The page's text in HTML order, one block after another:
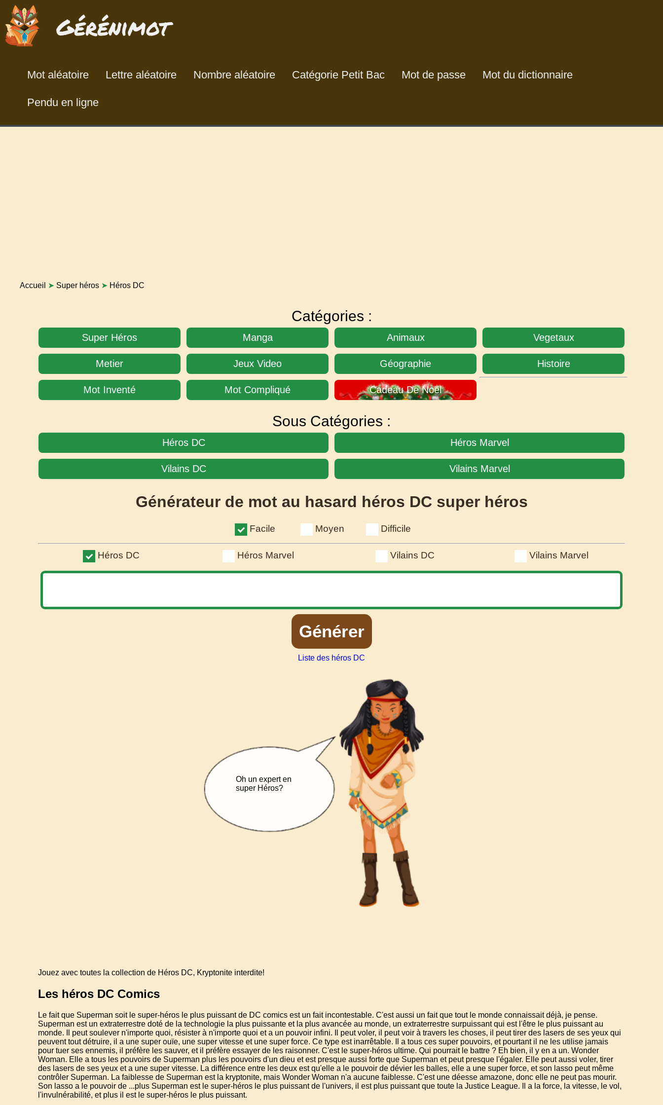
Gérénimot
Mot aléatoire Lettre aléatoire Nombre aléatoire Catégorie Petit Bac Mot de passe Mot du dictionnaire
Pendu en ligne
Accueil ➤ Super héros ➤ Héros DC
Catégories :
Super Héros Manga Animaux Vegetaux
Metier Jeux Video Géographie Histoire
Mot Inventé Mot Compliqué Cadeau De Noël
Sous Catégories :
Héros DC Héros Marvel
Vilains DC Vilains Marvel
Générateur de mot au hasard héros DC super héros
Facile Moyen Difficile
Héros DC Héros Marvel Vilains DC Vilains Marvel
Générer
Liste des héros DC
Oh un expert en
super Héros?
Jouez avec toutes la collection de Héros DC, Kryptonite interdite!
Les héros DC Comics
Le fait que Superman soit le super-héros le plus puissant de DC comics est un fait incontestable. C'est aussi un fait que tout le monde connaissait déjà, je pense.
Superman est un extraterrestre doté de la technologie la plus puissante et la plus avancée au monde, un extraterrestre surpuissant qui est l'être le plus puissant au
monde. Il peut soulever n'importe quoi, résister à n'importe quoi et a un pouvoir infini. Il peut voler, il peut voir à travers les choses, il peut tirer des lasers de ses yeux qui
peuvent tout détruire, il a une super ouïe, une super vitesse et une super force. Ce type est inarrêtable. Il a tous ces super pouvoirs, et pourtant il ne les utilise jamais
pour tuer ses ennemis, il préfère les sauver, et il préfère essayer de les raisonner. C'est le super-héros ultime. Qui pourrait le battre ? Eh bien, il y en a un. Wonder
Woman. Elle a tous les pouvoirs de Superman plus les pouvoirs d'un dieu et est presque aussi forte que Superman et peut presque l'égaler. Elle peut aussi voler, tirer
des lasers de ses yeux et a une super vitesse. La différence entre les deux est qu'elle a le pouvoir de dévier les balles, elle a une super force, et son lasso peut même
contrôler Superman. La faiblesse de Superman est la kryptonite, mais Wonder Woman n'a aucune faiblesse. C'est une déesse amazone, donc elle ne peut pas mourir.
Son lasso a le pouvoir de ...plus Superman est le super-héros le plus puissant de l'univers, il est plus puissant que toute la Justice League. Il a la force, la vitesse, le vol,
l'invulnérabilité, et plus il est le super-héros le plus puissant.